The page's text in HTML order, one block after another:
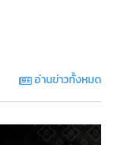
อ่านข่าวทั้งหมด